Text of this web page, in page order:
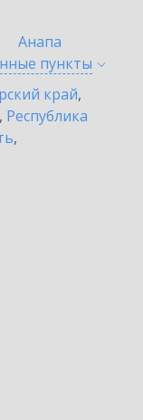
Анапа
пункты
край,
, Республика
,